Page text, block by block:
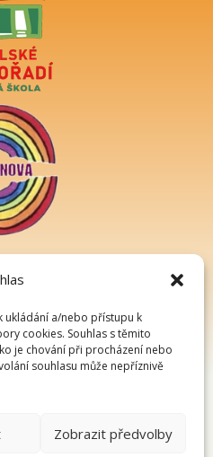
ukládání a/nebo přístupu k
cookies. Souhlas s těmito
je chování při procházení nebo
souhlasu může nepříznivě
Zobrazit předvolby